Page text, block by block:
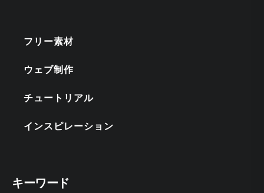
フリー素材
ウェブ制作
チュートリアル
インスピレーション
キーワード